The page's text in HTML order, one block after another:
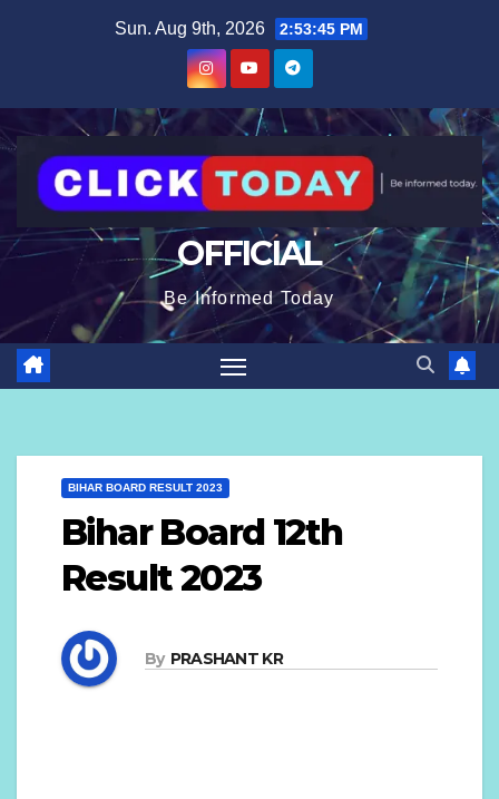
Sun. Aug 9th, 2026 2:53:46 PM
OFFICIAL
Be Informed Today
BIHAR BOARD RESULT 2023
Bihar Board 12th
Result 2023
By PRASHANT KR